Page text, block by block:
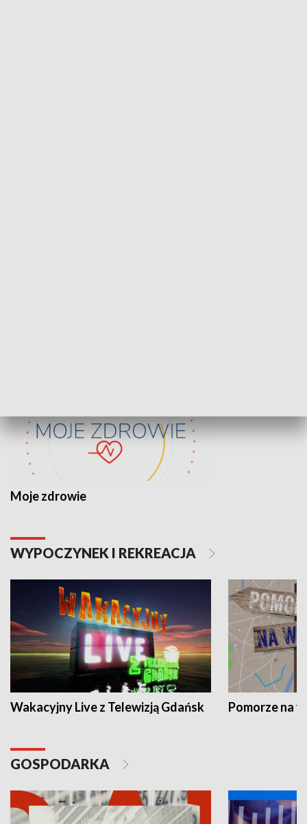
Moje zdrowie
WYPOCZYNEK I REKREACJA
Wakacyjny Live z Telewizją Gdańsk Pomorze na
GOSPODARKA